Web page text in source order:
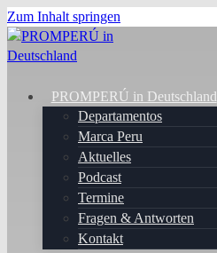
Zum Inhalt springen
PROMPERÚ in Deutschland
Departamentos
Marca Peru
Aktuelles
Podcast
Termine
Fragen & Antworten
Kontakt